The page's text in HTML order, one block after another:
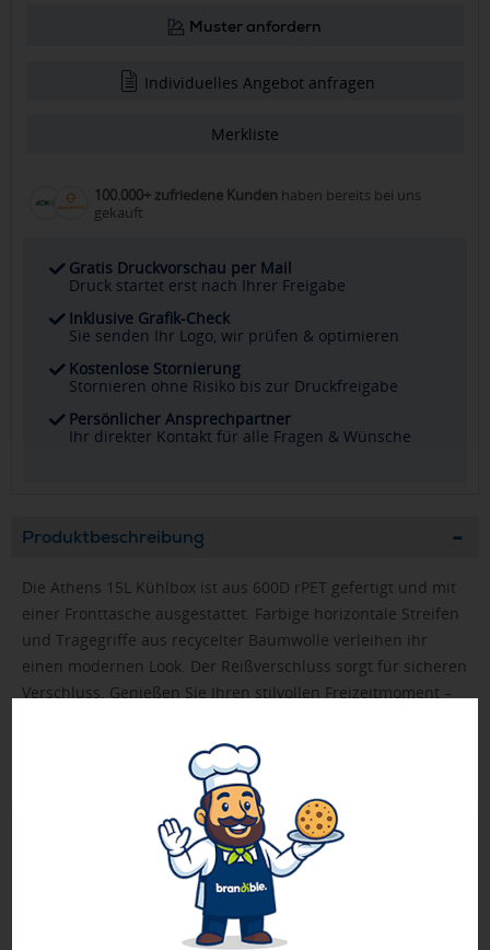
Muster anfordern
Individuelles Angebot anfragen
Merkliste
100.000+ zufriedene Kunden haben bereits bei uns
gekauft
Gratis Druckvorschau per Mail
Druck startet erst nach Ihrer Freigabe
Inklusive Grafik-Check
Sie senden Ihr Logo, wir prüfen & optimieren
Kostenlose Stornierung
Stornieren ohne Risiko bis zur Druckfreigabe
Persönlicher Ansprechpartner
Ihr direkter Kontakt für alle Fragen & Wünsche
Produktbeschreibung
Die Athens 15L Kühlbox ist aus 600D rPET gefertigt und mit
einer Fronttasche ausgestattet. Farbige horizontale Streifen
und Tragegriffe aus recycelter Baumwolle verleihen ihr
einen modernen Look. Der Reißverschluss sorgt für sicheren
Verschluss. Genießen Sie Ihren stilvollen Freizeitmoment –
➤ Recycling-Produkt (91 %)
Geprüft von Ewa
Nur Produkte, die unseren Qualitätscheck
schaffen es in den Shop.Mehr erfahren